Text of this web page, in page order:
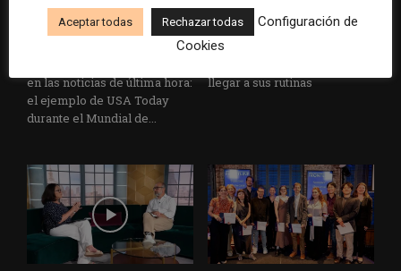
en las noticias de última hora:
el ejemplo de USA Today
durante el Mundial de...
Cuando el lector ya no llega
llegar a sus rutinas
Aceptar todas Rechazar todas
Configuración de
Cookies